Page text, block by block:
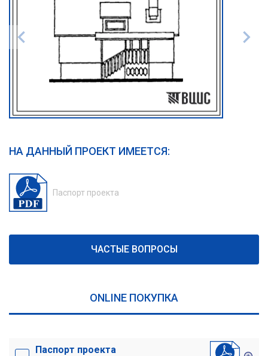
НА ДАННЫЙ ПРОЕКТ ИМЕЕТСЯ:
Паспорт проекта
ЧАСТЫЕ ВОПРОСЫ
ONLINE ПОКУПКА
Паспорт проекта